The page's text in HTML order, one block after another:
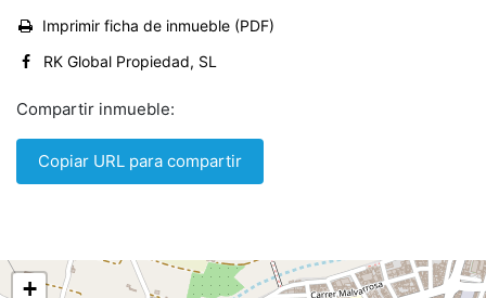
Imprimir ficha de inmueble (PDF)
RK Global Propiedad, SL
Compartir inmueble:
Copiar URL para compartir
+